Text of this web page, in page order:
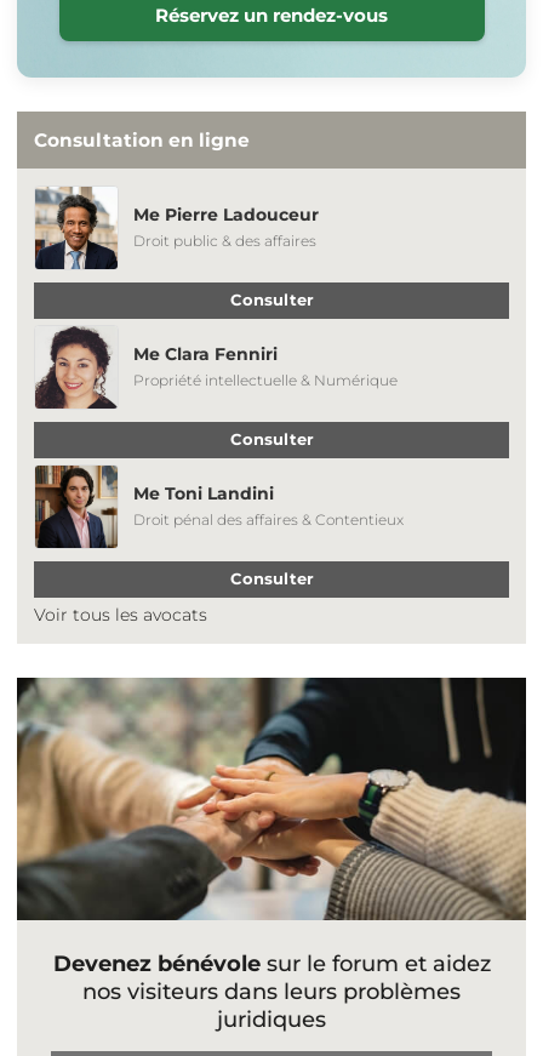
Réservez un rendez-vous
Consultation en ligne
Me Pierre Ladouceur
Droit public & des affaires
Consulter
Me Clara Fenniri
Propriété intellectuelle & Numérique
Consulter
Me Toni Landini
Droit pénal des affaires & Contentieux
Consulter
Voir tous les avocats
Devenez bénévolesur le forum et aidez
nos visiteurs dans leurs problèmes
juridiques